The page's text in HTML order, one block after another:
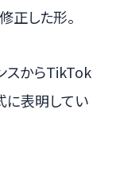
正した形。
スからTikTok
に表明してい